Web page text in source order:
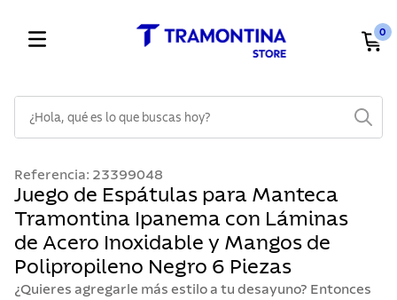
0
Referencia: 23399048
Juego de Espátulas para Manteca
Tramontina Ipanema con Láminas
de Acero Inoxidable y Mangos de
Polipropileno Negro 6 Piezas
¿Quieres agregarle más estilo a tu desayuno? Entonces
1 .
cuchillos
2.
cubiertos
3
sarten
4 .
lavaplatos